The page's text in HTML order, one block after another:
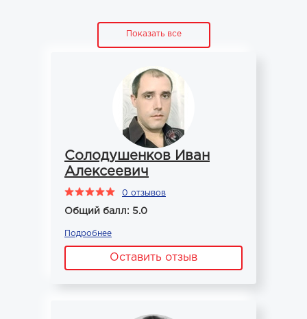
Показать все
Солодушенков Иван
Алексеевич
0 отзывов
Общий балл: 5.0
Подробнее
Оставить отзыв